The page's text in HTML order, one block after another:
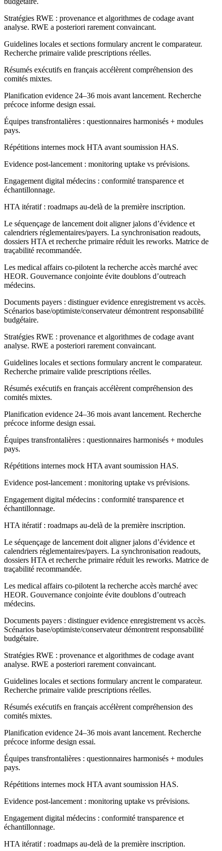
Stratégies RWE : provenance et algorithmes de codage avant
analyse. RWE a posteriori rarement convaincant.
Guidelines locales et sections formulary ancrent le comparateur.
Recherche primaire valide prescriptions réelles.
Résumés exécutifs en français accélèrent compréhension des
comités mixtes.
Planification evidence 24–36 mois avant lancement. Recherche
précoce informe design essai.
Équipes transfrontalières : questionnaires harmonisés + modules
pays.
Répétitions internes mock HTA avant soumission HAS.
Evidence post-lancement : monitoring uptake vs prévisions.
Engagement digital médecins : conformité transparence et
échantillonnage.
HTA itératif : roadmaps au-delà de la première inscription.
Le séquençage de lancement doit aligner jalons d’évidence et
calendriers réglementaires/payers. La synchronisation readouts,
dossiers HTA et recherche primaire réduit les reworks. Matrice de
traçabilité recommandée.
Les medical affairs co-pilotent la recherche accès marché avec
HEOR. Gouvernance conjointe évite doublons d’outreach
médecins.
Documents payers : distinguer evidence enregistrement vs accès.
Scénarios base/optimiste/conservateur démontrent responsabilité
budgétaire.
Stratégies RWE : provenance et algorithmes de codage avant
analyse. RWE a posteriori rarement convaincant.
Guidelines locales et sections formulary ancrent le comparateur.
Recherche primaire valide prescriptions réelles.
Résumés exécutifs en français accélèrent compréhension des
comités mixtes.
Planification evidence 24–36 mois avant lancement. Recherche
précoce informe design essai.
Équipes transfrontalières : questionnaires harmonisés + modules
pays.
Répétitions internes mock HTA avant soumission HAS.
Evidence post-lancement : monitoring uptake vs prévisions.
Engagement digital médecins : conformité transparence et
échantillonnage.
HTA itératif : roadmaps au-delà de la première inscription.
Le séquençage de lancement doit aligner jalons d’évidence et
calendriers réglementaires/payers. La synchronisation readouts,
dossiers HTA et recherche primaire réduit les reworks. Matrice de
traçabilité recommandée.
Les medical affairs co-pilotent la recherche accès marché avec
HEOR. Gouvernance conjointe évite doublons d’outreach
médecins.
Documents payers : distinguer evidence enregistrement vs accès.
Scénarios base/optimiste/conservateur démontrent responsabilité
budgétaire.
Stratégies RWE : provenance et algorithmes de codage avant
analyse. RWE a posteriori rarement convaincant.
Guidelines locales et sections formulary ancrent le comparateur.
Recherche primaire valide prescriptions réelles.
Résumés exécutifs en français accélèrent compréhension des
comités mixtes.
Planification evidence 24–36 mois avant lancement. Recherche
précoce informe design essai.
Équipes transfrontalières : questionnaires harmonisés + modules
pays.
Répétitions internes mock HTA avant soumission HAS.
Evidence post-lancement : monitoring uptake vs prévisions.
Engagement digital médecins : conformité transparence et
échantillonnage.
HTA itératif : roadmaps au-delà de la première inscription.